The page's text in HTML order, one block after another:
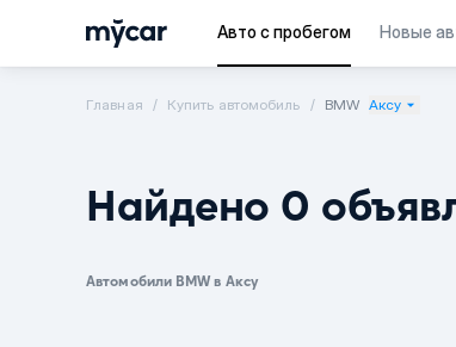
Авто с пробегом Новые
Главная Купить автомобиль BMW Аксу
Найдено 0
Автомобили BMW в Аксу